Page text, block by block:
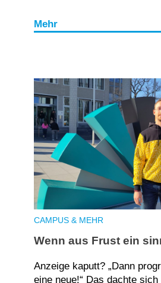
Mehr
CAMPUS & MEHR
Wenn aus Frust ein
Anzeige kaputt? „Dann
eine neue!“ Das dachte